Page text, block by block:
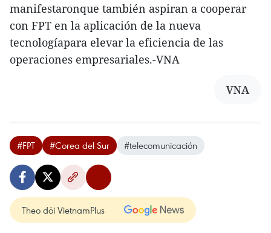
manifestaronque también aspiran a cooperar
con FPT en la aplicación de la nueva
tecnologíapara elevar la eficiencia de las
operaciones empresariales.-VNA
VNA
#FPT #Corea del Sur #telecomunicación
Theo dõi VietnamPlus